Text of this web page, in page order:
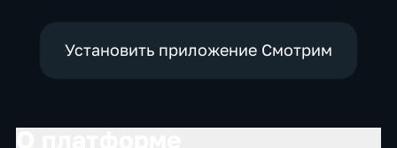
Установить приложение Смотрим